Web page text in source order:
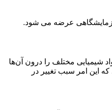
آزمایشگاهی عرضه می شود.
شیمیایی مختلف را درون آن‌ها
این امر سبب تغییر در